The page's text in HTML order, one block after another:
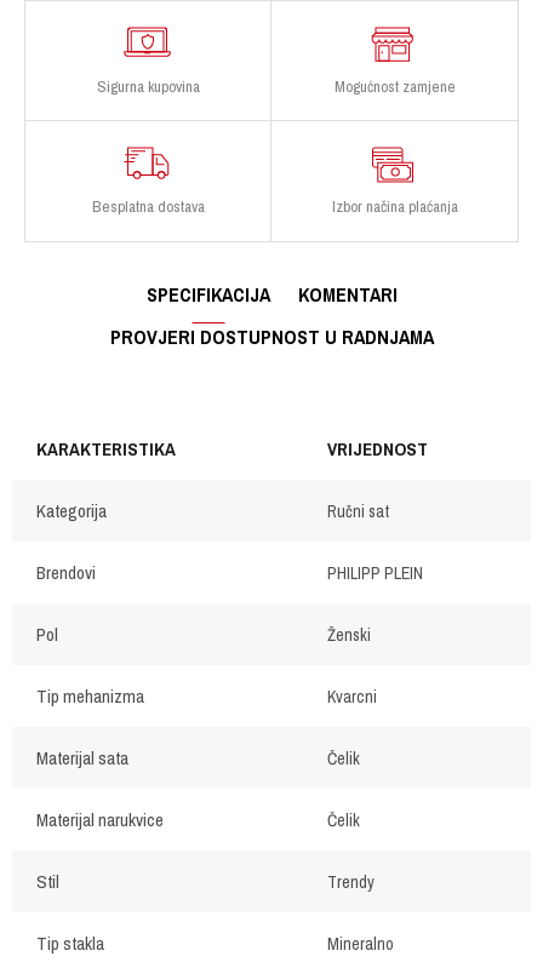
Sigurna kupovina Mogućnost zamjene
Besplatna dostava Izbor načina plaćanja
SPECIFIKACIJA
KOMENTARI
PROVJERI DOSTUPNOST U RADNJAMA
KARAKTERISTIKA VRIJEDNOST
Kategorija Ručni sat
Brendovi PHILIPP PLEIN
Pol Ženski
Tip mehanizma Kvarcni
Materijal sata Čelik
Materijal narukvice Čelik
Stil Trendy
Tip stakla Mineralno